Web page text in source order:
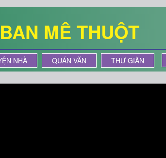
MÊ THUỘT
NHÀ QUÁN VĂN THƯ GIÃN